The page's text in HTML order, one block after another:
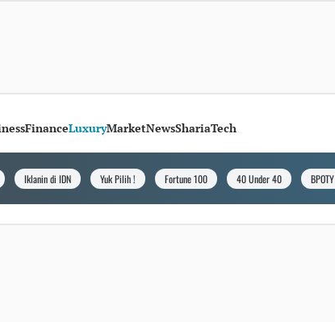
FinanceLuxuryMarketNewsShariaTech
Iklanin di IDN Yuk Pilih ! Fortune 100 40 Under 40 BPOTY